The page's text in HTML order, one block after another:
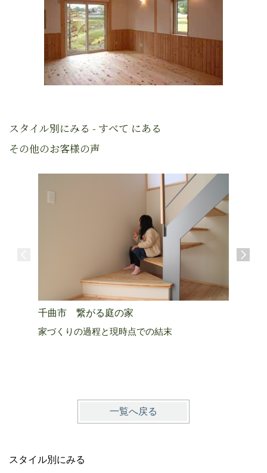
スタイル別にみる - すべて にある
その他のお客様の声
千曲市 繋がる庭の家
家づくりの過程と現時点での結末
一覧へ戻る
スタイル別にみる